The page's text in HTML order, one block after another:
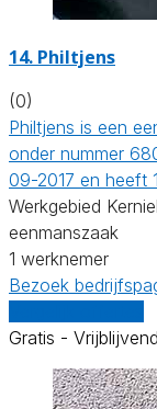
14. Philtjens
(0)
Philtjens is een
onder nummer
09-2017 en heeft
Werkgebied Kerniel
eenmanszaak
1 werknemer
Bezoek
Gratis - Vrijblijvend